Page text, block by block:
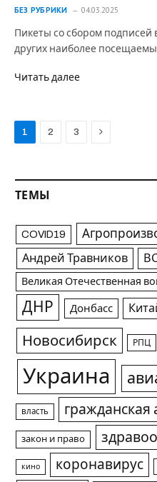
БЕЗ РУБРИКИ 04.03.2025
Пикеты со сбором подписей
других наиболее
Читать далее
1 2 3 Next
ТЕМЫ
COVID19
Андрей Травников
Великая Отечественная
ДНР Донбасс
Новосибирск РПЦ
Украина
власть гражданская
закон и право
кино коронавирус